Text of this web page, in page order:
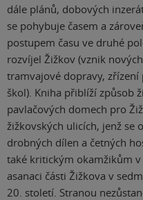
dále plánů, dobových
se pohybuje časem a
postupem času ve druhé
rozvíjel Žižkov (vznik
tramvajové dopravy,
škol). Kniha přiblíží způsob
pavlačových domech pro
žižkovských ulicích, jenž se
drobných dílen a četných
také kritickým okamžikům
asanaci části Žižkova v
20. století. Stranou